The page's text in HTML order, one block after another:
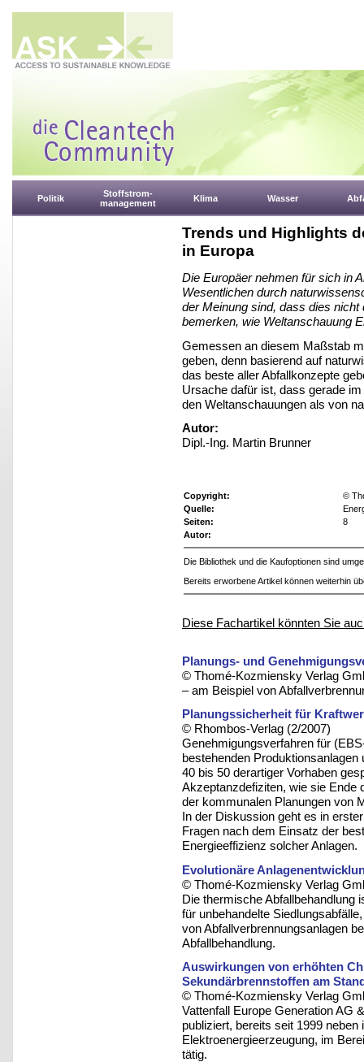
Politik
Stoffstrom-
management
Klima Wasser
Trends und Highlights
in Europa
Die Europäer nehmen für sich in
Wesentlichen durch
der Meinung sind, dass dies
bemerken, wie Weltanschauung
Gemessen an diesem Maßstab
geben, denn basierend auf
das beste aller Abfallkonzepte
Ursache dafür ist, dass gerade
den Weltanschauungen als von
Autor:
Dipl.-Ing. Martin Brunner
Copyright:
©
Quelle:
Seiten:
8
Autor:
Die Bibliothek und die Kaufoptionen sind
Bereits erworbene Artikel können weiterhin
Diese Fachartikel könnten Sie
Planungs- und
© Thomé-Kozmiensky Verlag
– am Beispiel von
Planungssicherheit für
© Rhombos-Verlag (2/2007)
Genehmigungsverfahren für
bestehenden
40 bis 50 derartiger Vorhaben
Akzeptanzdefiziten, wie sie Ende
der kommunalen Planungen von
In der Diskussion geht es in
Fragen nach dem Einsatz der
Energieeffizienz solcher Anlagen.
Evolutionäre
© Thomé-Kozmiensky Verlag
Die thermische Abfallbehandlung
für unbehandelte
von Abfallverbrennungsanlagen
Abfallbehandlung.
Auswirkungen von erhöhten
Sekundärbrennstoffen am
© Thomé-Kozmiensky Verlag
Vattenfall Europe Generation AG
publiziert, bereits seit 1999
Elektroenergieerzeugung, im
tätig.